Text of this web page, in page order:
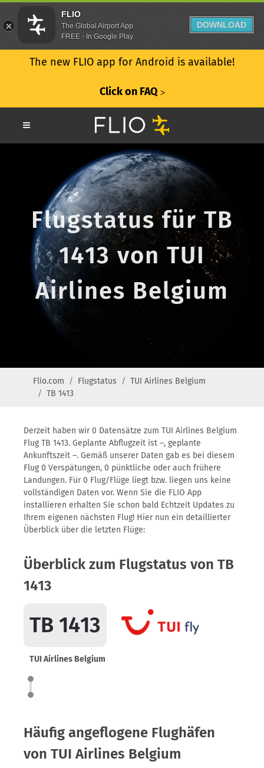
The new FLIO app for Android is available!
Click on FAQ ᐳ
Flugstatus für TB
1413 von TUI
Airlines Belgium
Flio.com Flugstatus
TUI Airlines Belgium
TB 1413
Derzeit haben wir 0 Datensätze zum TUI Airlines Belgium
Flug TB 1413. Geplante Abflugzeit ist –, geplante
Ankunftszeit –. Gemäß unserer Daten gab es bei diesem
Flug 0 Verspätungen, 0 pünktliche oder auch frühere
Landungen. Für 0 Flug/Flüge liegt bzw. liegen uns keine
vollständigen Daten vor. Wenn Sie die FLIO App
installieren erhalten Sie schon bald Echtzeit Updates zu
Ihrem eigenen nächsten Flug! Hier nun ein detaillierter
Überblick über die letzten Flüge:
Überblick zum Flugstatus von TB
1413
TB 1413
TUI Airlines Belgium
Häufig angeflogene Flughäfen
von TUI Airlines Belgium
FLIO
The Global Airport App
FREE - In Google Play
DOWNLOAD